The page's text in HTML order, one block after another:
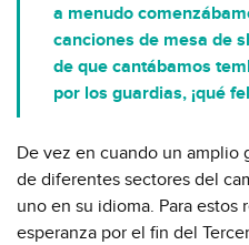
a menudo
canciones de mesa de
de que cantábamos
por los guardias, ¡qué
De vez en cuando un amplio
de diferentes sectores del
uno en su idioma. Para estos
esperanza por el fin del